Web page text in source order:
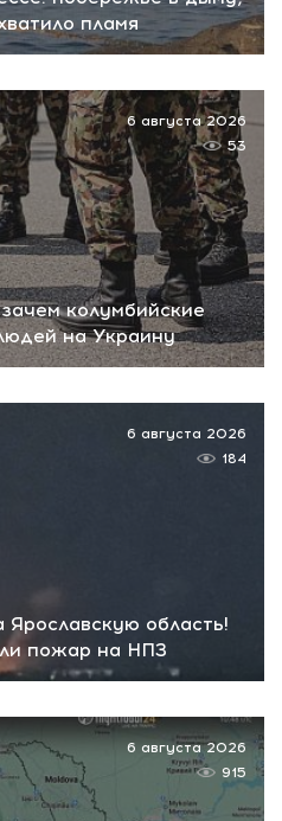
пламя
колумбийские
на Украину
6 августа 2026
53
область!
пожар на НПЗ
6 августа 2026
184
6 августа 2026
915